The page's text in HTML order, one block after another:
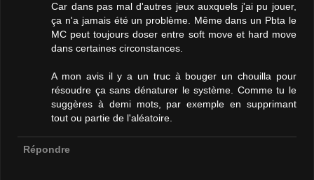
Car dans pas mal d'autres jeux auxquels j'ai pu jouer,
ça n'a jamais été un problème. Même dans un Pbta le
MC peut toujours doser entre soft move et hard move
dans certaines circonstances.
A mon avis il y a un truc à bouger un chouilla pour
résoudre ça sans dénaturer le système. Comme tu le
suggères à demi mots, par exemple en supprimant
tout ou partie de l'aléatoire.
Répondre